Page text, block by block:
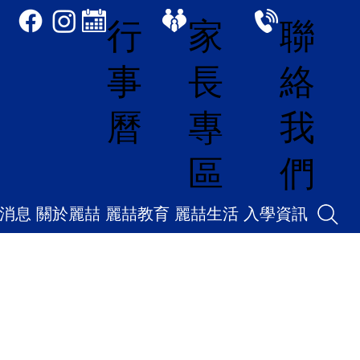
行
事
曆
家
長
專
區
聯
絡
我
們
息 關於麗喆 麗喆教育 麗喆生活 入學資訊